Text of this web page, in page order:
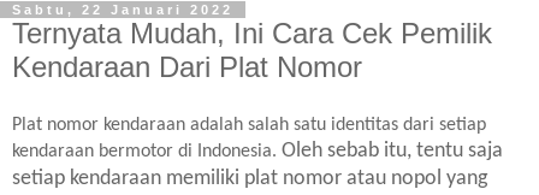
Sabtu, 22 Januari 2022
Ternyata Mudah, Ini Cara Cek Pemilik
Kendaraan Dari Plat Nomor
Plat nomor kendaraan adalah salah satu identitas dari setiap
kendaraan bermotor di Indonesia. Oleh sebab itu, tentu saja
setiap kendaraan memiliki plat nomor atau nopol yang